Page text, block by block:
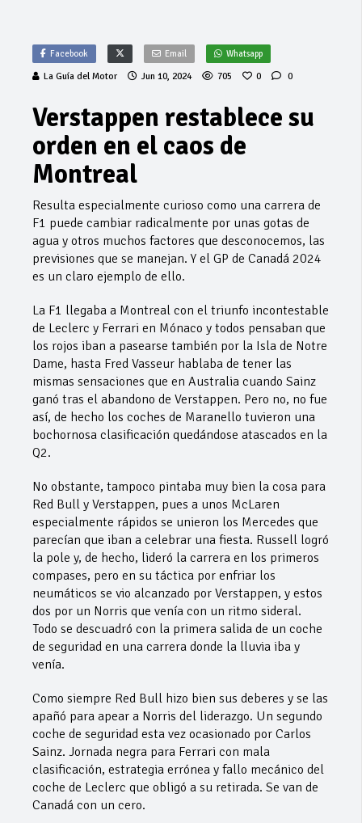
Facebook Email Whatsapp
La Guía del Motor Jun 10, 2024 705 0 0
Verstappen restablece su
orden en el caos de
Montreal
Resulta especialmente curioso como una carrera de
F1 puede cambiar radicalmente por unas gotas de
agua y otros muchos factores que desconocemos, las
previsiones que se manejan. Y el GP de Canadá 2024
es un claro ejemplo de ello.
La F1 llegaba a Montreal con el triunfo incontestable
de Leclerc y Ferrari en Mónaco y todos pensaban que
los rojos iban a pasearse también por la Isla de Notre
Dame, hasta Fred Vasseur hablaba de tener las
mismas sensaciones que en Australia cuando Sainz
ganó tras el abandono de Verstappen. Pero no, no fue
así, de hecho los coches de Maranello tuvieron una
bochornosa clasificación quedándose atascados en la
Q2.
No obstante, tampoco pintaba muy bien la cosa para
Red Bull y Verstappen, pues a unos McLaren
especialmente rápidos se unieron los Mercedes que
parecían que iban a celebrar una fiesta. Russell logró
la pole y, de hecho, lideró la carrera en los primeros
compases, pero en su táctica por enfriar los
neumáticos se vio alcanzado por Verstappen, y estos
dos por un Norris que venía con un ritmo sideral.
Todo se descuadró con la primera salida de un coche
de seguridad en una carrera donde la lluvia iba y
venía.
Como siempre Red Bull hizo bien sus deberes y se las
apañó para apear a Norris del liderazgo. Un segundo
coche de seguridad esta vez ocasionado por Carlos
Sainz. Jornada negra para Ferrari con mala
clasificación, estrategia errónea y fallo mecánico del
coche de Leclerc que obligó a su retirada. Se van de
Canadá con un cero.